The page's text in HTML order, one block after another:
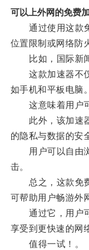
可以上外网的免费
通过使用这款免
位置限制或网络防
比如，国际新闻
这款加速器不仅
如手机和平板电脑。
这意味着用户可
此外，该加速器
的隐私与数据的安
用户可以自由浏
击。
总之，这款免费
可帮助用户畅游外
通过它，用户可
享受到更快速的网
值得一试！。